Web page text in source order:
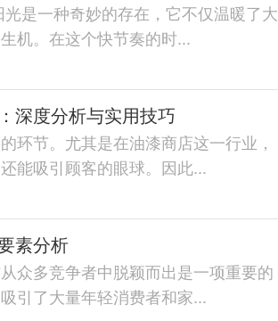
是一种奇妙的存在，它不仅温暖了大
机。在这个快节奏的时...
深度分析与实用技巧
环节。尤其是在油漆商店这一行业，
能吸引顾客的眼球。因此...
素分析
众多竞争者中脱颖而出是一项重要的
引了大量年轻消费者和家...